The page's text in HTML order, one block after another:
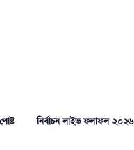
নির্বাচন লাইভ ফলাফল ২০২৬